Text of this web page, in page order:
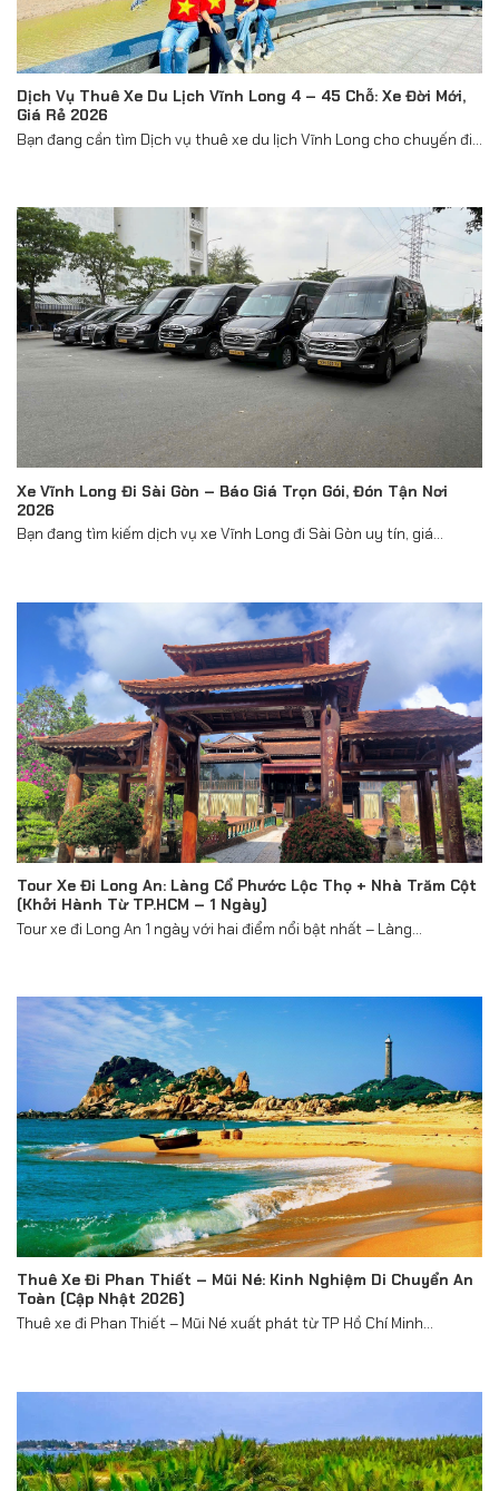
Dịch Vụ Thuê Xe Du Lịch Vĩnh Long 4 – 45 Chỗ: Xe Đời Mới,
Giá Rẻ 2026
Bạn đang cần tìm Dịch vụ thuê xe du lịch Vĩnh Long cho chuyến đi...
Xe Vĩnh Long Đi Sài Gòn – Báo Giá Trọn Gói, Đón Tận Nơi
2026
Bạn đang tìm kiếm dịch vụ xe Vĩnh Long đi Sài Gòn uy tín, giá...
Tour Xe Đi Long An: Làng Cổ Phước Lộc Thọ + Nhà Trăm Cột
(Khởi Hành Từ TP.HCM – 1 Ngày)
Tour xe đi Long An 1 ngày với hai điểm nổi bật nhất – Làng...
Thuê Xe Đi Phan Thiết – Mũi Né: Kinh Nghiệm Di Chuyển An
Toàn (Cập Nhật 2026)
Thuê xe đi Phan Thiết – Mũi Né xuất phát từ TP Hồ Chí Minh...